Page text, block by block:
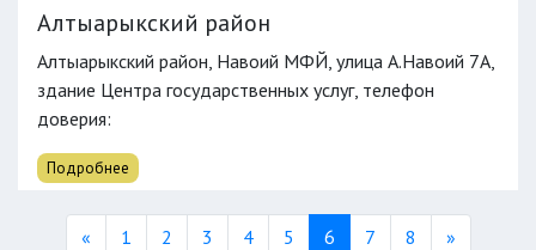
Алтыарыкский район
Алтыарыкский район, Навоий МФЙ, улица A.Навоий 7А,
здание Центра государственных услуг, телефон
доверия:
Подробнее
«Previous
1 2 3 4 5 6 7 8 »Next